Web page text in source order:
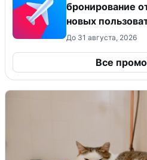
бронирование
новых
До 31 августа, 2026
Все